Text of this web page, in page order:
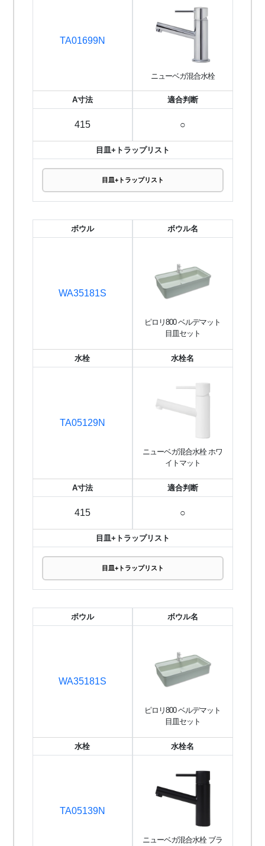
TA01699N
ニューベガ混合水栓
A寸法
415
適合判断
○
目皿+トラップリスト
目皿+トラップリスト
ボウル
WA35181S
ボウル名
ピロリ800 ベルデマット
目皿セット
水栓
TA05129N
水栓名
ニューベガ混合水栓 ホワ
イトマット
A寸法
415
適合判断
○
目皿+トラップリスト
目皿+トラップリスト
ボウル
WA35181S
ボウル名
ピロリ800 ベルデマット
目皿セット
水栓
TA05139N
水栓名
ニューベガ混合水栓 ブラ